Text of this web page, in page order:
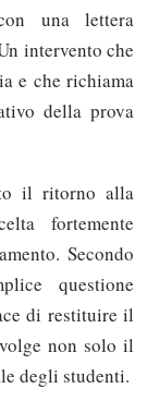
una lettera
intervento che
e che richiama
della prova
il ritorno alla
fortemente
Secondo
questione
di restituire il
non solo il
degli studenti.